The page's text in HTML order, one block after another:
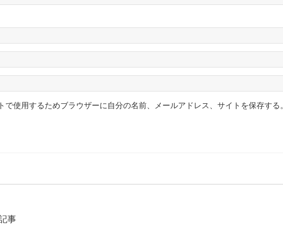
で使用するためブラウザーに自分の名前、メールアドレス、サイトを保存する
事